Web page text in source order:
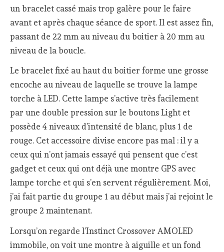
un bracelet cassé mais trop galère pour le faire
avant et après chaque séance de sport. Il est assez fin,
passant de 22 mm au niveau du boitier à 20 mm au
niveau de la boucle.
Le bracelet fixé au haut du boitier forme une grosse
encoche au niveau de laquelle se trouve la lampe
torche à LED. Cette lampe s’active très facilement
par une double pression sur le boutons Light et
possède 4 niveaux d’intensité de blanc, plus 1 de
rouge. Cet accessoire divise encore pas mal : il y a
ceux qui n’ont jamais essayé qui pensent que c’est
gadget et ceux qui ont déjà une montre GPS avec
lampe torche et qui s’en servent régulièrement. Moi,
j’ai fait partie du groupe 1 au début mais j’ai rejoint le
groupe 2 maintenant.
Lorsqu’on regarde l’Instinct Crossover AMOLED
immobile, on voit une montre à aiguille et un fond